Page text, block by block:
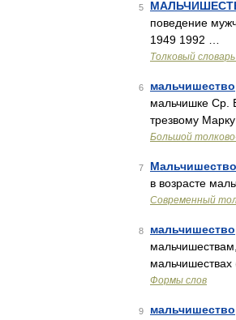
5
поведение
1949 1992 …
Толковый
6 мальчишество
мальчишке Ср.
трезвому
Большой
7 Мальчишество
в возрасте
Современный
8 мальчишество
Формы слов
9 мальчишество